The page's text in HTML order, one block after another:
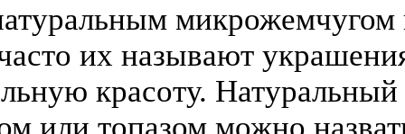
микрожемчугом
их называют
красоту.